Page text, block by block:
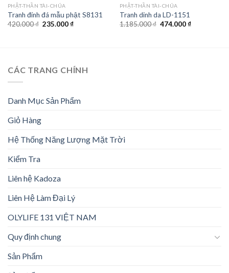
PHẬT-THẦN TÀI-CHÚA
Tranh đính đá mẫu phật S8131
420.000₫ Giá
235.000₫Giá
PHẬT-THẦN TÀI-CHÚA
Tranh dinh da LD-1151
1.185.000₫ Giá
474.000₫Giá
CÁC TRANG CHÍNH
Danh Mục Sản Phẩm
Giỏ Hàng
Hệ Thống Năng Lượng Mặt Trời
Kiểm Tra
Liên hệ Kadoza
Liên Hệ Làm Đại Lý
OLYLIFE 131 VIỆT NAM
Quy định chung
Sản Phẩm